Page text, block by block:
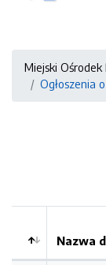
Miejski Ośrodek
Ogłoszenia
Kolejność
Nazwa